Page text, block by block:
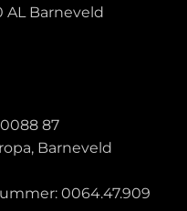
AL Barneveld
87
Barneveld
0064.47.909